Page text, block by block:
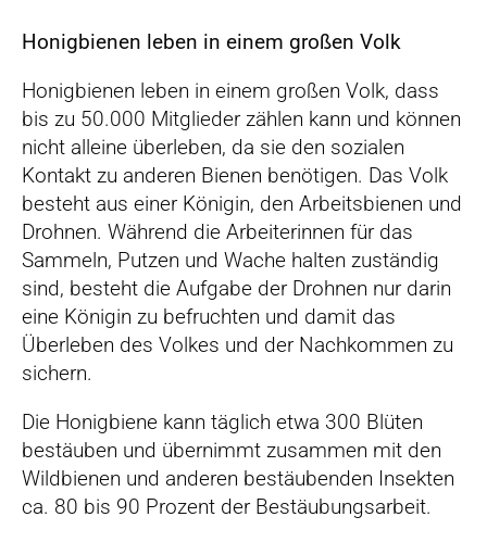
Honigbienen leben in einem großen Volk
Honigbienen leben in einem großen Volk, dass
bis zu 50.000 Mitglieder zählen kann und können
nicht alleine überleben, da sie den sozialen
Kontakt zu anderen Bienen benötigen. Das Volk
besteht aus einer Königin, den Arbeitsbienen und
Drohnen. Während die Arbeiterinnen für das
Sammeln, Putzen und Wache halten zuständig
sind, besteht die Aufgabe der Drohnen nur darin
eine Königin zu befruchten und damit das
Überleben des Volkes und der Nachkommen zu
sichern.
Die Honigbiene kann täglich etwa 300 Blüten
bestäuben und übernimmt zusammen mit den
Wildbienen und anderen bestäubenden Insekten
ca. 80 bis 90 Prozent der Bestäubungsarbeit.